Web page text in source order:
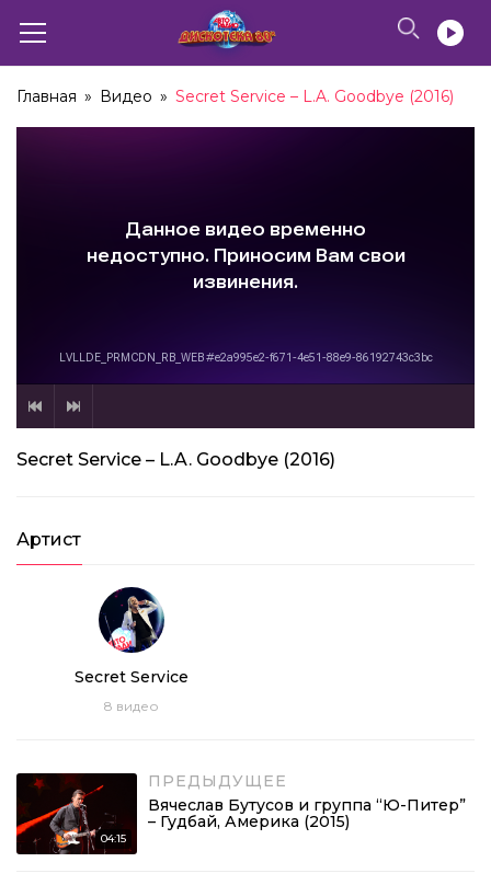
Главная » Видео » Secret Service – L.A. Goodbye (2016)
Secret Service – L.A. Goodbye (2016)
Артист
Secret Service
8 видео
04:15
ПРЕДЫДУЩЕЕ
Вячеслав Бутусов и группа “Ю-Питер”
– Гудбай, Америка (2015)